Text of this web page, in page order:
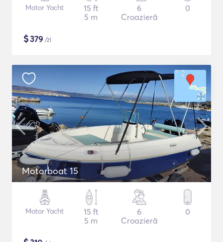
Motor Yacht
15 ft
5 m
6
Croazieră
0
$379 /zi
Motorboat 15
Motor Yacht
15 ft
5 m
6
Croazieră
0